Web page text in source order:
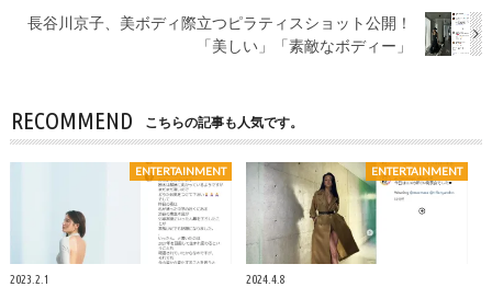
長谷川京子、美ボディ際立つピラティスショット公開！
「美しい」「素敵なボディー」
RECOMMEND こちらの記事も人気です。
ENTERTAINMENT
2023.2.1
ENTERTAINMENT
2024.4.8